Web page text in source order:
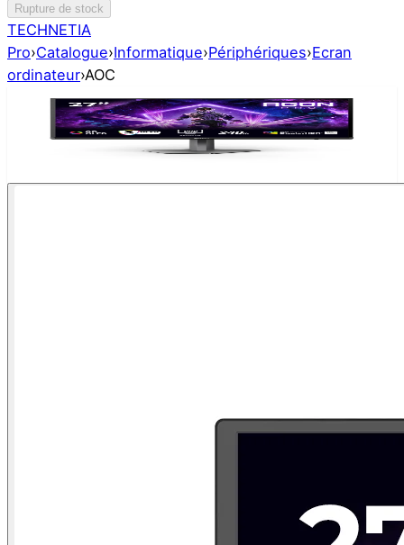
Rupture de stock
TECHNETIA
Pro›Catalogue›Informatique›Périphériques›Ecran
ordinateur›AOC